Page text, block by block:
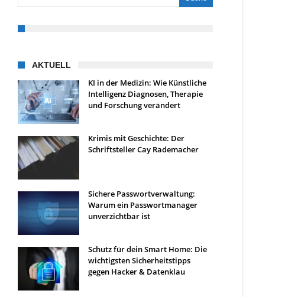
AKTUELL
KI in der Medizin: Wie Künstliche
Intelligenz Diagnosen, Therapie
und Forschung verändert
Krimis mit Geschichte: Der
Schriftsteller Cay Rademacher
Sichere Passwortverwaltung:
Warum ein Passwortmanager
unverzichtbar ist
Schutz für dein Smart Home: Die
wichtigsten Sicherheitstipps
gegen Hacker & Datenklau